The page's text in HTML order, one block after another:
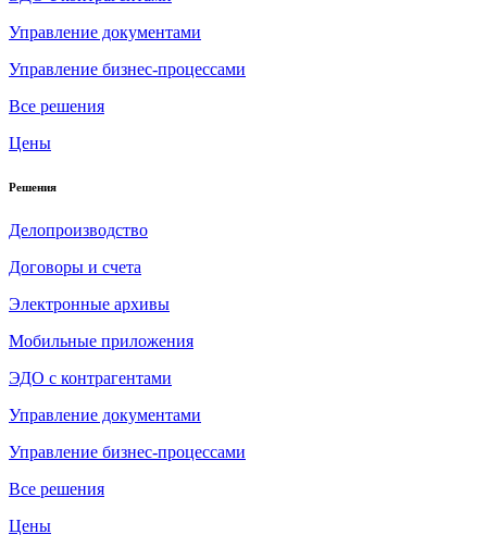
Управление документами
Управление бизнес-процессами
Все решения
Цены
Решения
Делопроизводство
Договоры и счета
Электронные архивы
Мобильные приложения
ЭДО с контрагентами
Управление документами
Управление бизнес-процессами
Все решения
Цены